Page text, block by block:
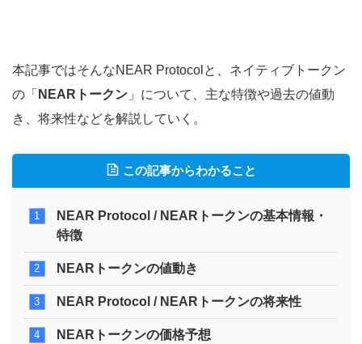
本記事ではそんなNEAR Protocolと、ネイティブトークン
の「 NEARトークン 」について、主な特徴や過去の値動
き、将来性などを解説していく。
この記事からわかること
NEAR Protocol / NEARトークンの基本情報・
特徴
NEARトークンの値動き
NEAR Protocol / NEARトークンの将来性
NEARトークンの価格予想